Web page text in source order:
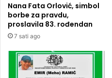
Nana Fata Orlović, simbol
borbe za pravdu,
proslavila 83. rođendan
7 sati ago